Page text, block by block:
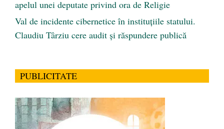
apelul unei deputate privind ora de Religie
Val de incidente cibernetice în instituțiile statului.
Claudiu Târziu cere audit și răspundere publică
PUBLICITATE